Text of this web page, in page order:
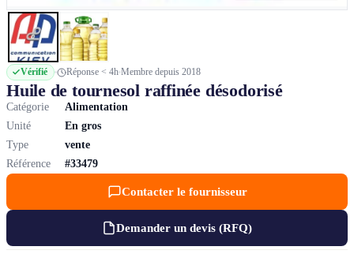
Vérifié Réponse < 4h Membre depuis 2018
Huile de tournesol raffinée désodorisé
Catégorie
Alimentation
Unité
En gros
Type
vente
Référence
#33479
Contacter le fournisseur
Demander un devis (RFQ)